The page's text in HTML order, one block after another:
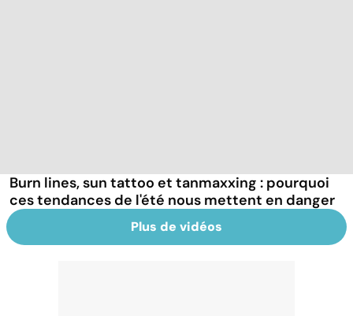
Burn lines, sun tattoo et tanmaxxing : pourquoi
ces tendances de l'été nous mettent en danger
Plus de vidéos